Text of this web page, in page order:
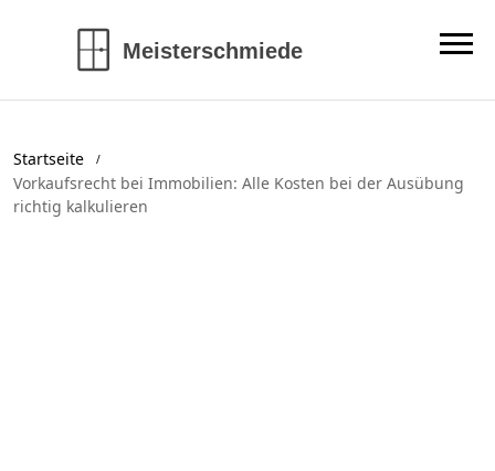
Startseite
Vorkaufsrecht bei Immobilien: Alle Kosten bei der Ausübung
richtig kalkulieren